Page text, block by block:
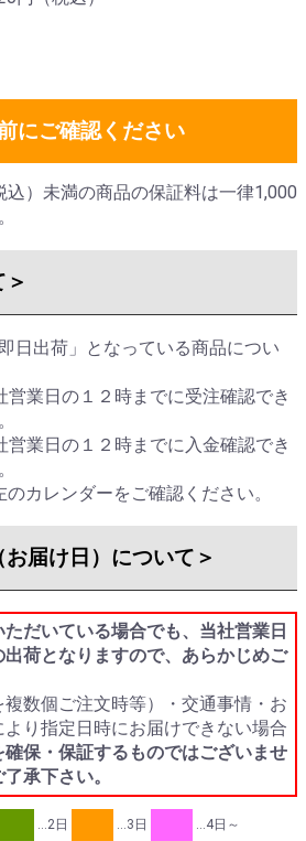
にご確認ください
）未満の商品の保証料は一律1,000
日出荷」となっている商品につい
営業日の１２時までに受注確認でき
営業日の１２時までに入金確認でき
カレンダーをご確認ください。
届け日）について＞
だいている場合でも、当社営業日
荷となりますので、あらかじめご
数個ご注文時等）・交通事情・お
り指定日時にお届けできない場合
確保・保証するものではございませ
承下さい。
…2日 …3日 …4日～